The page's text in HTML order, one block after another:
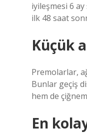
iyileşmesi 6
ilk 48 saat
Küçük
Premolarlar,
Bunlar geçiş
hem de
En